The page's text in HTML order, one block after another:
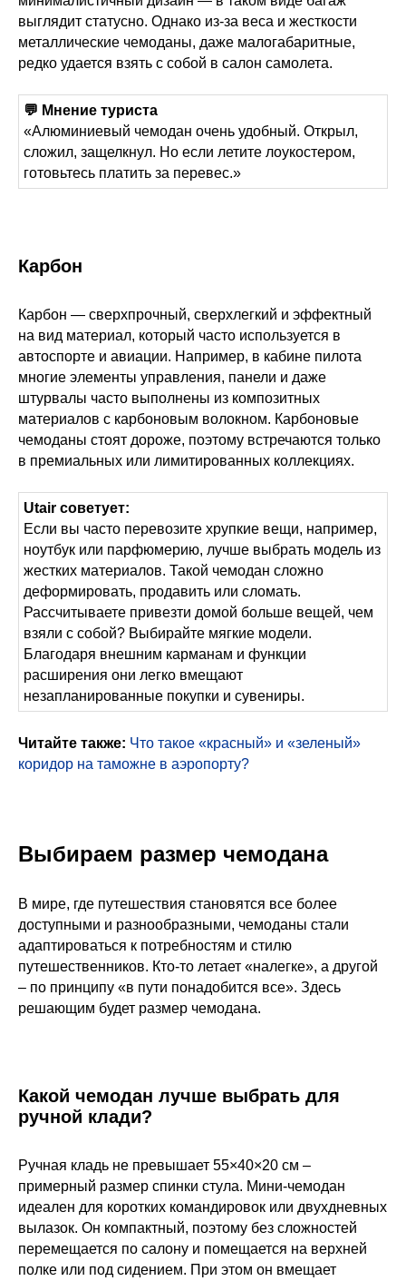
выглядит статусно. Однако из-за веса и жесткости
металлические чемоданы, даже малогабаритные,
редко удается взять с собой в салон самолета.
💬 Мнение туриста
«Алюминиевый чемодан очень удобный. Открыл,
сложил, защелкнул. Но если летите лоукостером,
готовьтесь платить за перевес.»
Карбон
Карбон — сверхпрочный, сверхлегкий и эффектный
на вид материал, который часто используется в
автоспорте и авиации. Например, в кабине пилота
многие элементы управления, панели и даже
штурвалы часто выполнены из композитных
материалов с карбоновым волокном. Карбоновые
чемоданы стоят дороже, поэтому встречаются только
в премиальных или лимитированных коллекциях.
Utair советует:
Если вы часто перевозите хрупкие вещи, например,
ноутбук или парфюмерию, лучше выбрать модель из
жестких материалов. Такой чемодан сложно
деформировать, продавить или сломать.
Рассчитываете привезти домой больше вещей, чем
взяли с собой? Выбирайте мягкие модели.
Благодаря внешним карманам и функции
расширения они легко вмещают
незапланированные покупки и сувениры.
Читайте также: Что такое «красный» и «зеленый»
коридор на таможне в аэропорту?
Выбираем размер чемодана
В мире, где путешествия становятся все более
доступными и разнообразными, чемоданы стали
адаптироваться к потребностям и стилю
путешественников. Кто-то летает «налегке», а другой
– по принципу «в пути понадобится все». Здесь
решающим будет размер чемодана.
Какой чемодан лучше выбрать для
ручной клади?
Ручная кладь не превышает 55×40×20 см –
примерный размер спинки стула. Мини-чемодан
идеален для коротких командировок или двухдневных
вылазок. Он компактный, поэтому без сложностей
перемещается по салону и помещается на верхней
полке или под сидением. При этом он вмещает